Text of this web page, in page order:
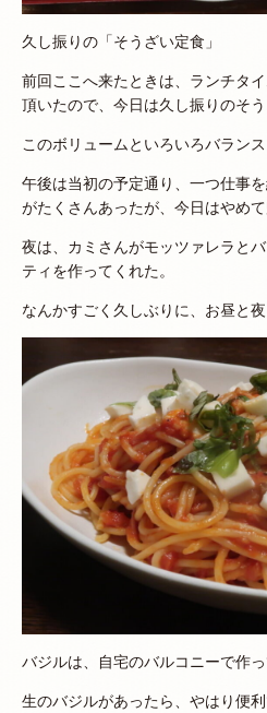
久し振りの「そうざい定食」
前回ここへ来たときは、ランチタ
頂いたので、今日は久し振りのそう
このボリュームといろいろバラン
午後は当初の予定通り、一つ仕事
がたくさんあったが、今日はやめて
夜は、カミさんがモッツァレラと
ティを作ってくれた。
なんかすごく久しぶりに、お昼と夜
バジルは、自宅のバルコニーで作っ
生のバジルがあったら、やはり便利